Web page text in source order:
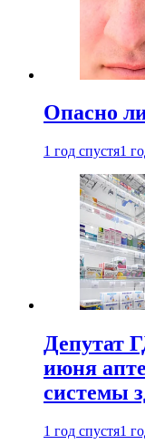
Опасно
1 год спустя1
Депутат
июня
системы
1 год спустя1